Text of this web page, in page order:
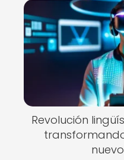
Revolución